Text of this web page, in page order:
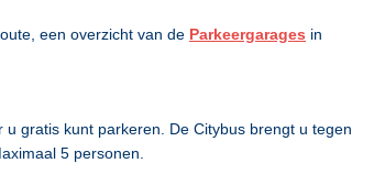
een overzicht van de Parkeergarages in
gratis kunt parkeren. De Citybus brengt u tegen
5 personen.